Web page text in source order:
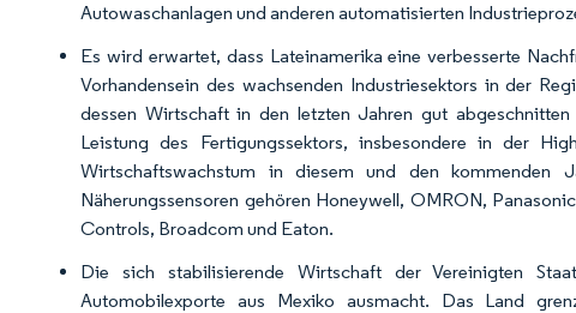
Autowaschanlagen und anderen automatisierten
Es wird erwartet, dass Lateinamerika eine verbesserte
Vorhandensein des wachsenden Industriesektors in der
dessen Wirtschaft in den letzten Jahren gut
Leistung des Fertigungssektors, insbesondere in der
Wirtschaftswachstum in diesem und den
Näherungssensoren gehören Honeywell, OMRON,
Controls, Broadcom und Eaton.
Die sich stabilisierende Wirtschaft der Vereinigten
Automobilexporte aus Mexiko ausmacht. Das Land